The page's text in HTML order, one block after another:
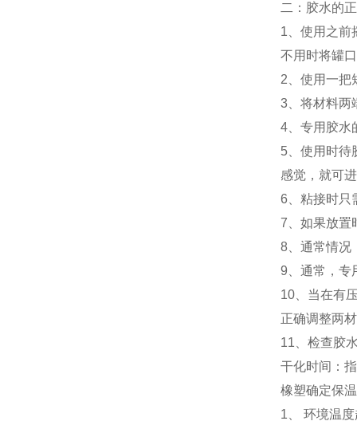
二：胶水的
1、使用之前
不用时将罐
2、使用一把
3、将材料两
4、专用胶水
5、使用时待
感觉，就可
6、粘接时只
7、如果放置
8、通常情况
9、通常，
10、当在有
正确调整两
11、检查胶
干化时间：
橡塑确定保
1、 环境温